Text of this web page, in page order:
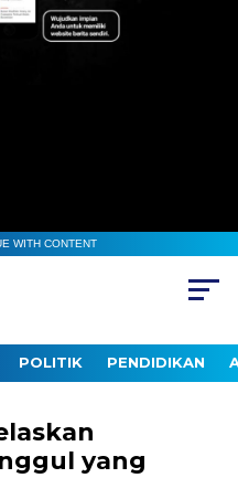
WITH CONTENT
POLITIK PENDIDIKAN
yang